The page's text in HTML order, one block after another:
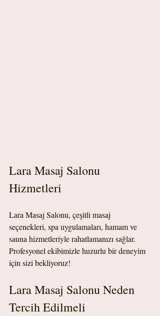
Lara Masaj Salonu
Hizmetleri
Lara Masaj Salonu, çeşitli masaj
seçenekleri, spa uygulamaları, hamam ve
sauna hizmetleriyle rahatlamanızı sağlar.
Profesyonel ekibimizle huzurlu bir deneyim
için sizi bekliyoruz!
Lara Masaj Salonu Neden
Tercih Edilmeli